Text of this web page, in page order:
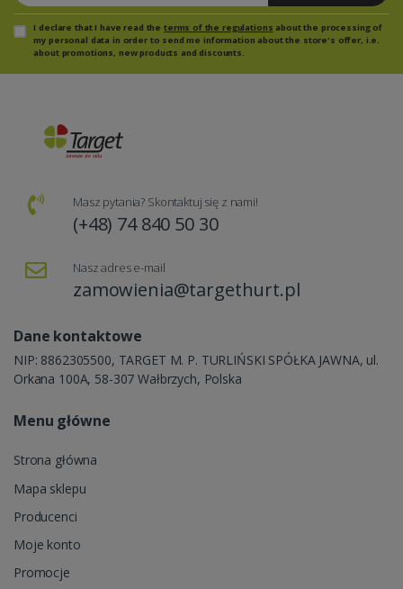
I declare that I have read the terms of the regulations about the processing of
my personal data in order to send me information about the store's offer, i.e.
about promotions, new products and discounts.
Masz pytania? Skontaktuj się z nami!
(+48) 74 840 50 30
Nasz adres e-mail
zamowienia@targethurt.pl
Dane kontaktowe
NIP: 8862305500, TARGET M. P. TURLIŃSKI SPÓŁKA JAWNA, ul.
Orkana 100A, 58-307 Wałbrzych, Polska
Menu główne
Strona główna
Mapa sklepu
Producenci
Moje konto
Promocje